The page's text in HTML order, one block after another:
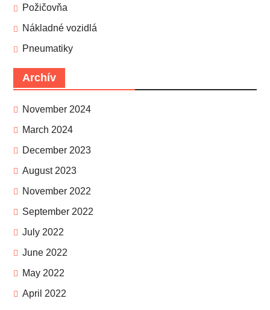
Požičovňa
Nákladné vozidlá
Pneumatiky
Archív
November 2024
March 2024
December 2023
August 2023
November 2022
September 2022
July 2022
June 2022
May 2022
April 2022